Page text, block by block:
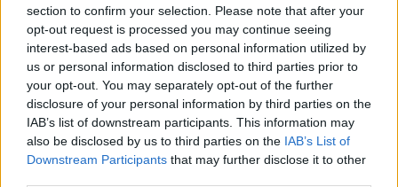
section to confirm your selection. Please note that after your
opt-out request is processed you may continue seeing
interest-based ads based on personal information utilized by
us or personal information disclosed to third parties prior to
your opt-out. You may separately opt-out of the further
disclosure of your personal information by third parties on the
IAB’s list of downstream participants. This information may
also be disclosed by us to third parties on the IAB’s List of
Downstream Participants that may further disclose it to other
Συνεχίζεται η συγκέντρωση στον ευρωπαϊκό
αμυντικό κλάδο